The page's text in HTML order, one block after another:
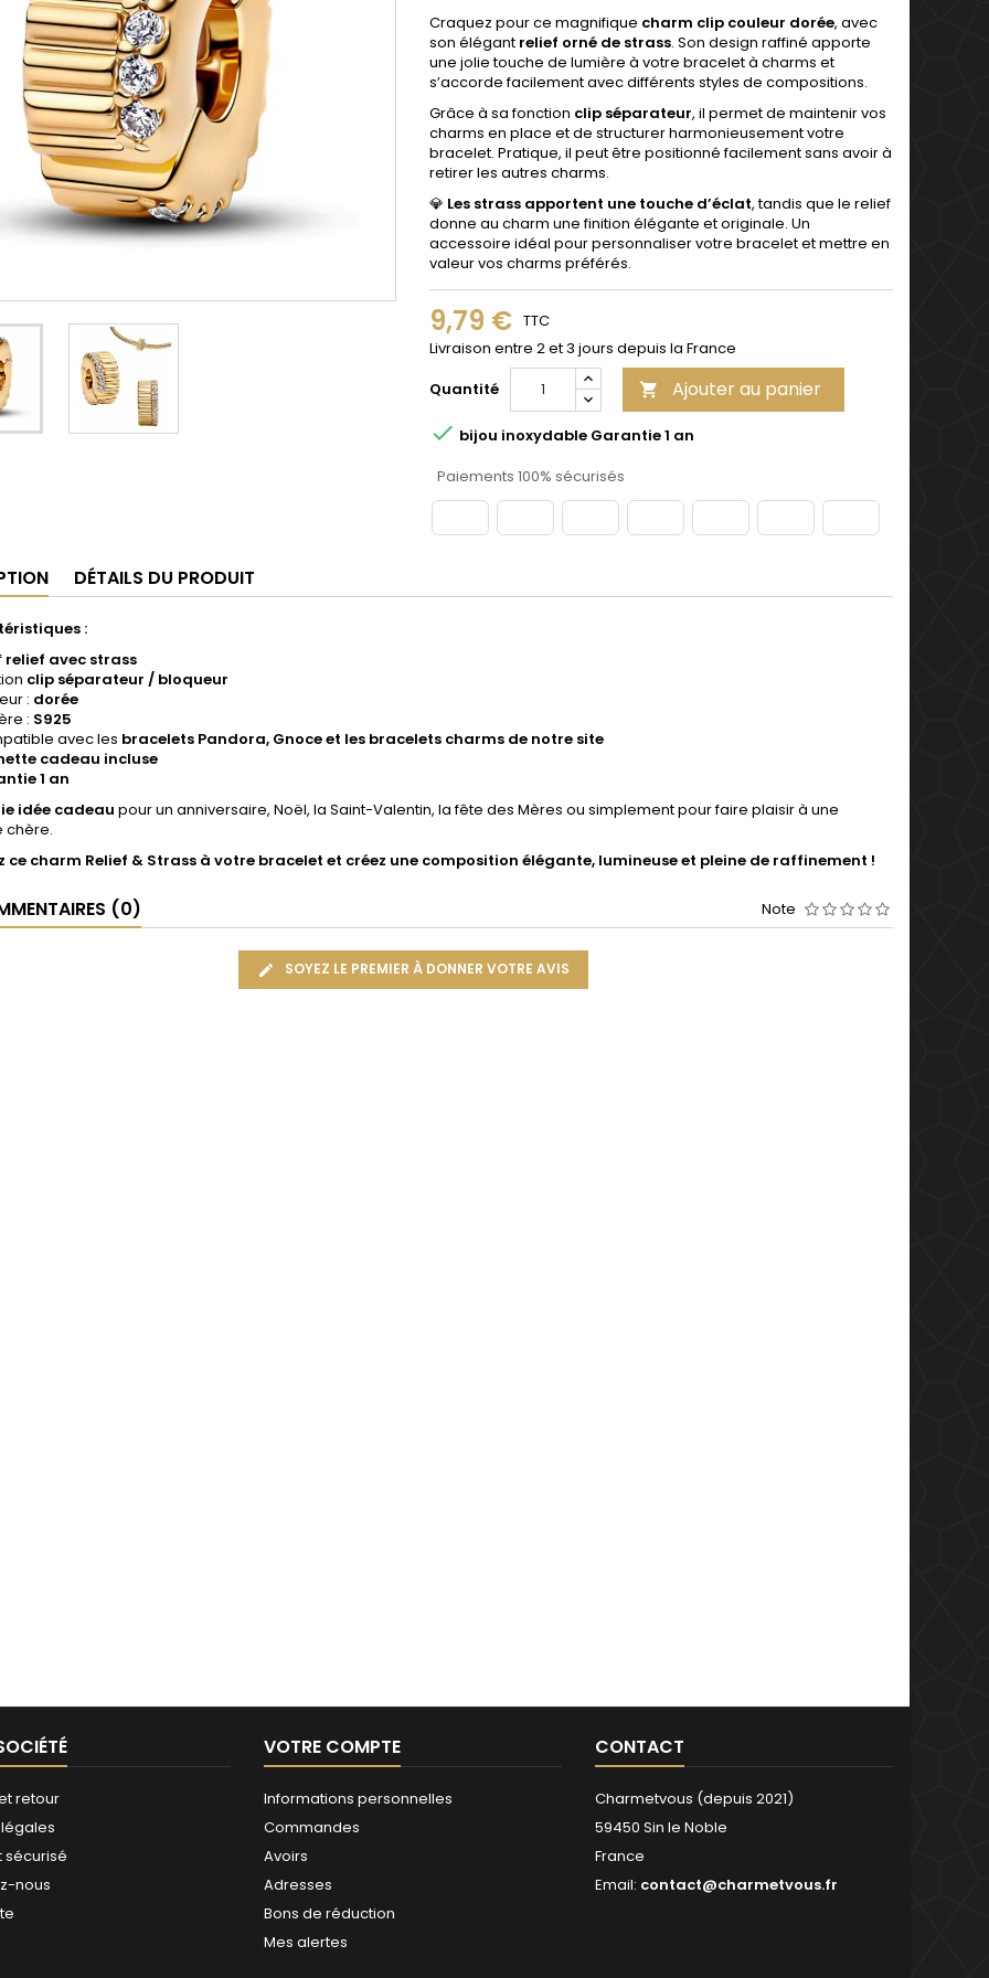
Craquez pour ce magnifique charm clip couleur dorée, avec
son élégant relief orné de strass. Son design raffiné apporte
une jolie touche de lumière à votre bracelet à charms et
s’accorde facilement avec différents styles de compositions.
Grâce à sa fonction clip séparateur, il permet de maintenir vos
charms en place et de structurer harmonieusement votre
bracelet. Pratique, il peut être positionné facilement sans avoir à
retirer les autres charms.
💎 Les strass apportent une touche d’éclat, tandis que le relief
donne au charm une finition élégante et originale. Un
accessoire idéal pour personnaliser votre bracelet et mettre en
valeur vos charms préférés.
9,79 € TTC
Livraison entre 2 et 3 jours depuis la France
Quantité
 Ajouter au panier
 bijou inoxydable Garantie 1 an
Paiements 100% sécurisés
DÉTAILS DU PRODUIT
:
relief avec strass
clip séparateur / bloqueur
: dorée
: S925
avec les bracelets Pandora, Gnoce et les bracelets charms de notre site
cadeau incluse
1 an
idée cadeau pour un anniversaire, Noël, la Saint-Valentin, la fête des Mères ou simplement pour faire plaisir à une
chère.
ce charm Relief & Strass à votre bracelet et créez une composition élégante, lumineuse et pleine de raffinement !
(0) Note
SOYEZ LE PREMIER À DONNER VOTRE AVIS
retour
sécurisé
nous
VOTRE COMPTE
Informations personnelles
Commandes
Avoirs
Adresses
Bons de réduction
Mes alertes
CONTACT
Charmetvous (depuis 2021)
59450 Sin le Noble
France
Email: contact@charmetvous.fr